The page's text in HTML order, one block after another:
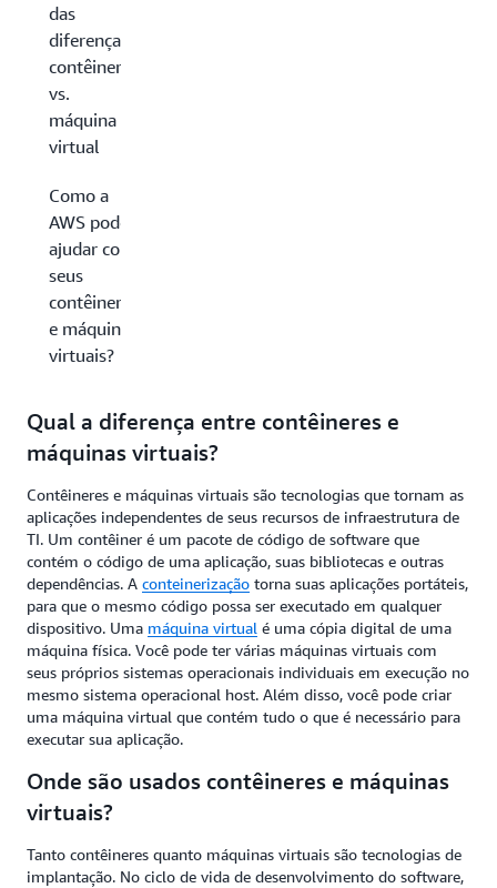
das
diferenças:
contêiner
vs.
máquina
virtual
Como a
AWS pode
ajudar com
seus
contêineres
e máquinas
virtuais?
Qual a diferença entre contêineres e
máquinas virtuais?
Contêineres e máquinas virtuais são tecnologias que tornam as
aplicações independentes de seus recursos de infraestrutura de
TI. Um contêiner é um pacote de código de software que
contém o código de uma aplicação, suas bibliotecas e outras
dependências. A conteinerização torna suas aplicações portáteis,
para que o mesmo código possa ser executado em qualquer
dispositivo. Uma máquina virtual é uma cópia digital de uma
máquina física. Você pode ter várias máquinas virtuais com
seus próprios sistemas operacionais individuais em execução no
mesmo sistema operacional host. Além disso, você pode criar
uma máquina virtual que contém tudo o que é necessário para
executar sua aplicação.
Onde são usados contêineres e máquinas
virtuais?
Tanto contêineres quanto máquinas virtuais são tecnologias de
implantação. No ciclo de vida de desenvolvimento do software,